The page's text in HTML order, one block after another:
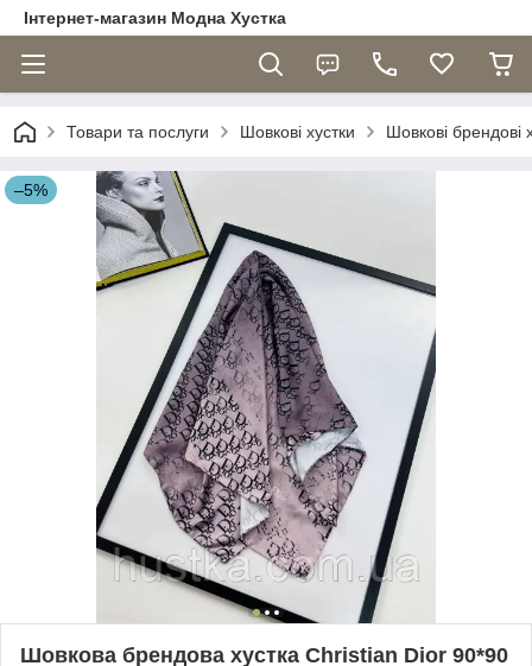
Інтернет-магазин Модна Хустка
Товари та послуги Шовкові хустки Шовкові брендові
–5%
Шовкова брендова хустка Christian Dior 90*90